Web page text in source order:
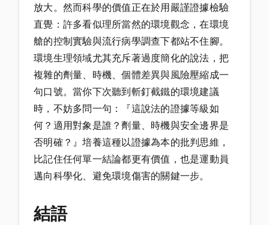
放大。然而科學的價值正在於用嚴謹證據檢驗
直覺：許多看似理所當然的環境觀念，在環境
艙的控制實驗與流行病學調查下都站不住腳。
環境生理領域尤其充斥著過度簡化的說法，把
複雜的劑量、時機、個體差異與風險壓縮成一
句口號。當你下次聽到斬釘截鐵的環境建議
時，不妨多問一句：『這說法的證據等級如
何？適用對象是誰？劑量、時機與安全邊界是
否明確？』培養這種以證據為本的批判思維，
比記住任何單一結論都更有價值，也是運動員
邁向科學化、避免環境傷害的關鍵一步。
結語